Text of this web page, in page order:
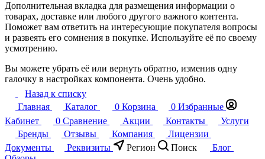
Дополнительная вкладка для размещения информации о
товарах, доставке или любого другого важного контента.
Поможет вам ответить на интересующие покупателя вопросы
и развеять его сомнения в покупке. Используйте её по своему
усмотрению.
Вы можете убрать её или вернуть обратно, изменив одну
галочку в настройках компонента. Очень удобно.
Назад к списку
Главная
Каталог 0 Корзина 0 Избранные
Кабинет
0 Сравнение Акции Контакты
Услуги
Бренды
Отзывы Компания
Лицензии
Документы
Реквизиты Регион Поиск
Блог